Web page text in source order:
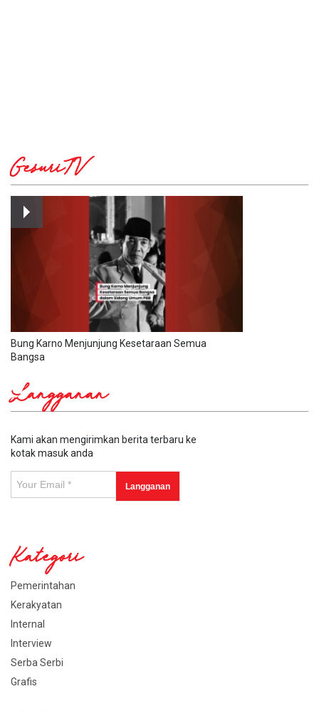
GesuriTV
Bung Karno Menjunjung Kesetaraan Semua
Bangsa
Langganan
Kami akan mengirimkan berita terbaru ke
kotak masuk anda
Kategori
Pemerintahan
Kerakyatan
Internal
Interview
Serba Serbi
Grafis